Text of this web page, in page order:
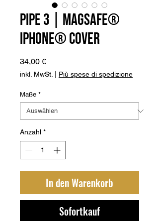
Pipe 3 | MagSafe®
iPhone® Cover
34,00 €Preis
inkl. MwSt. Più spese di spedizione
Maße *
Anzahl *
In den Warenkorb
Sofortkauf